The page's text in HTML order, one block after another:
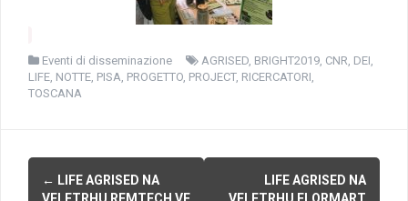
Eventi di disseminazione AGRISED BRIGHT2019 CNR DEI
LIFE NOTTE PISA PROGETTO PROJECT, RICERCATORI
TOSCANA
P← LIFE AGRISED NA
LIFE AGRISED NA